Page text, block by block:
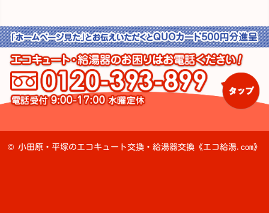
© 小田原・平塚のエコキュート交換・給湯器交換《エコ給湯.com》